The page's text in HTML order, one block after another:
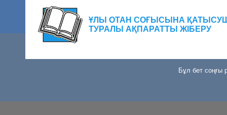
ҰЛЫ ОТАН СОҒЫСЫНА
ТУРАЛЫ АҚПАРАТТЫ ЖІБЕРУ
Бұл бет соңғы